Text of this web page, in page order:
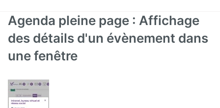
Manuel
d'administration
Manuel de
paramétrage
Manuel
Agenda pleine page : Affichage
des détails d'un évènement dans
une fenêtre